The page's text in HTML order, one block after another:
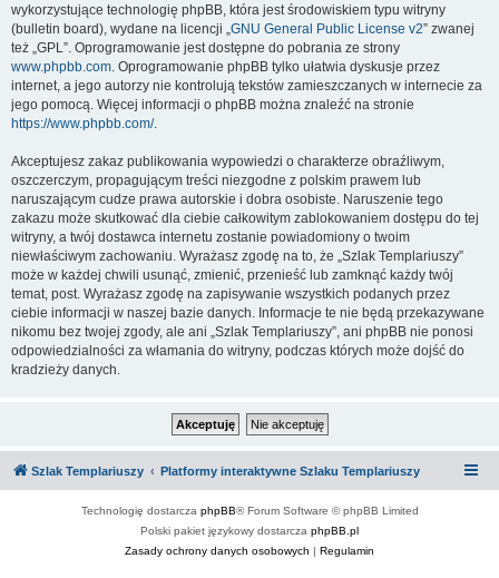
wykorzystujące technologię phpBB, która jest środowiskiem typu witryny
(bulletin board), wydane na licencji „GNU General Public License v2” zwanej
też „GPL”. Oprogramowanie jest dostępne do pobrania ze strony
www.phpbb.com. Oprogramowanie phpBB tylko ułatwia dyskusje przez
internet, a jego autorzy nie kontrolują tekstów zamieszczanych w internecie za
jego pomocą. Więcej informacji o phpBB można znaleźć na stronie
https://www.phpbb.com/.
Akceptujesz zakaz publikowania wypowiedzi o charakterze obraźliwym,
oszczerczym, propagującym treści niezgodne z polskim prawem lub
naruszającym cudze prawa autorskie i dobra osobiste. Naruszenie tego
zakazu może skutkować dla ciebie całkowitym zablokowaniem dostępu do tej
witryny, a twój dostawca internetu zostanie powiadomiony o twoim
niewłaściwym zachowaniu. Wyrażasz zgodę na to, że „Szlak Templariuszy”
może w każdej chwili usunąć, zmienić, przenieść lub zamknąć każdy twój
temat, post. Wyrażasz zgodę na zapisywanie wszystkich podanych przez
ciebie informacji w naszej bazie danych. Informacje te nie będą przekazywane
nikomu bez twojej zgody, ale ani „Szlak Templariuszy”, ani phpBB nie ponosi
odpowiedzialności za włamania do witryny, podczas których może dojść do
kradzieży danych.
Szlak Templariuszy Platformy interaktywne Szlaku Templariuszy
Technologię dostarcza phpBB® Forum Software © phpBB Limited
Polski pakiet językowy dostarcza phpBB.pl
Zasady ochrony danych osobowych | Regulamin